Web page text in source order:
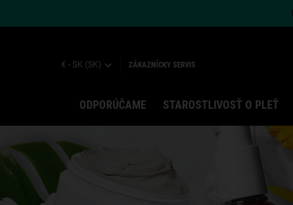
€ - SK (SK) ZÁKAZNÍCKY SERVIS
ODPORÚČAME STAROSTLIVOSŤ O PLEŤ